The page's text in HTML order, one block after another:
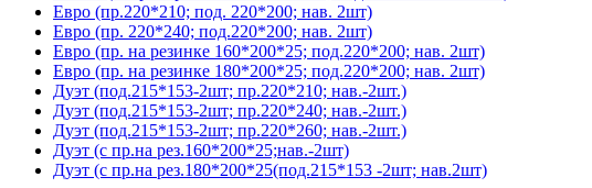
Евро (пр.220*210; под. 220*200; нав. 2шт)
Евро (пр. 220*240; под.220*200; нав. 2шт)
Евро (пр. на резинке 160*200*25; под.220*200; нав. 2шт)
Евро (пр. на резинке 180*200*25; под.220*200; нав. 2шт)
Дуэт (под.215*153-2шт; пр.220*210; нав.-2шт.)
Дуэт (под.215*153-2шт; пр.220*240; нав.-2шт.)
Дуэт (под.215*153-2шт; пр.220*260; нав.-2шт.)
Дуэт (с пр.на рез.160*200*25;нав.-2шт)
Дуэт (с пр.на рез.180*200*25(под.215*153 -2шт; нав.2шт)